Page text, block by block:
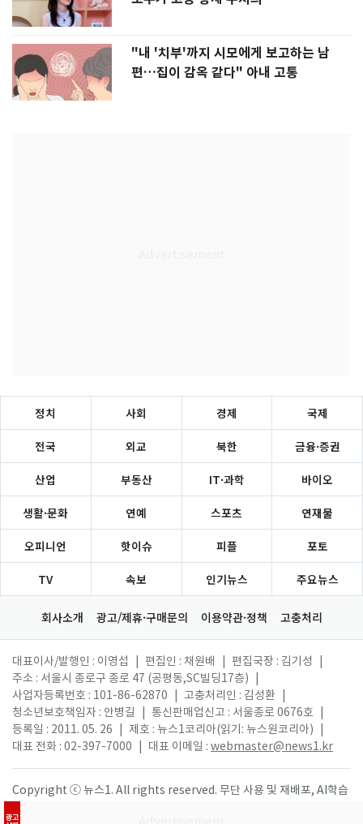
"내 '치부'까지 시모에게 보고하는 남
편…집이 감옥 같다" 아내 고통
광고
정치 사회 경제 국제
전국 외교 북한 금융·증권
산업 부동산 IT·과학 바이오
생활·문화 연예 스포츠 연재물
오피니언 핫이슈 피플 포토
TV 속보 인기뉴스 주요뉴스
회사소개 광고/제휴·구매문의 이용약관·정책 고충처리
대표이사/발행인 : 이영섭 편집인 : 채원배 편집국장 : 김기성
주소 : 서울시 종로구 종로 47 (공평동,SC빌딩17층)
사업자등록번호 : 101-86-62870
고충처리인 : 김성환
청소년보호책임자 : 안병길
통신판매업신고 : 서울종로 0676호
등록일 : 2011. 05. 26
제호 : 뉴스1코리아(읽기: 뉴스원코리아)
대표 전화 : 02-397-7000
대표 이메일 : webmaster@news1.kr
Copyright ⓒ 뉴스1. All rights reserved. 무단 사용 및 재배포, AI학습